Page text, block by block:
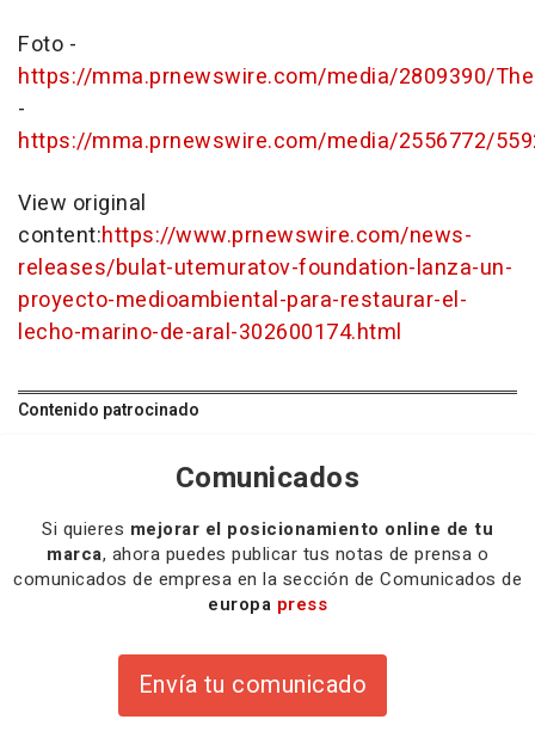
Foto -
https://mma.prnewswire.com/media/2809390/
-
https://mma.prnewswire.com/media/2556772/
View original
content:https://www.prnewswire.com/news-
releases/bulat-utemuratov-foundation-lanza-un-
proyecto-medioambiental-para-restaurar-el-
lecho-marino-de-aral-302600174.html
Contenido patrocinado
Comunicados
Si quieres mejorar el posicionamiento online de tu
marca, ahora puedes publicar tus notas de prensa o
comunicados de empresa en la sección de Comunicados de
europa press
Envía tu comunicado